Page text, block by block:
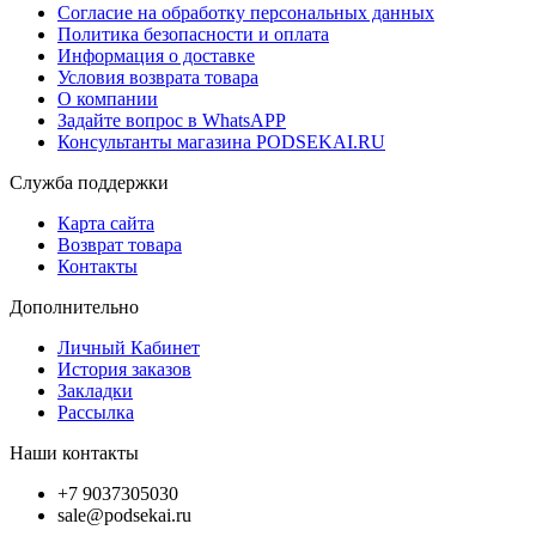
Согласие на обработку персональных данных
Политика безопасности и оплата
Информация о доставке
Условия возврата товара
О компании
Задайте вопрос в WhatsAPP
Консультанты магазина PODSEKAI.RU
Служба поддержки
Карта сайта
Возврат товара
Контакты
Дополнительно
Личный Кабинет
История заказов
Закладки
Рассылка
Наши контакты
+7 9037305030
sale@podsekai.ru